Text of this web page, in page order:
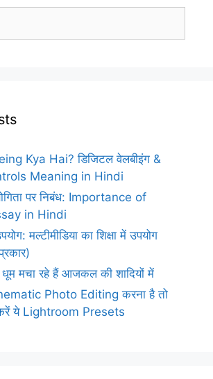
Kya Hai? डिजिटल वेलबीइंग &
Meaning in Hindi
पर निबंध: Importance of
in Hindi
मल्टीमीडिया का शिक्षा में उपयोग
धूम मचा रहे हैं आजकल की शादियों में
Photo Editing करना है तो
ये Lightroom Presets